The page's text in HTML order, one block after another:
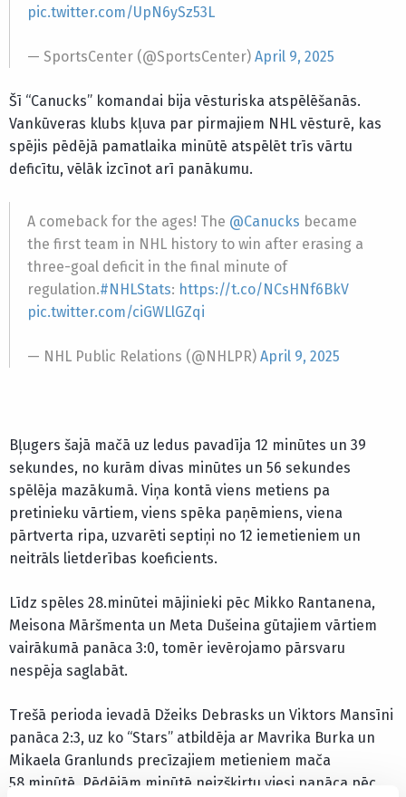
pic.twitter.com/UpN6ySz53L
— SportsCenter (@SportsCenter) April 9, 2025
Šī “Canucks” komandai bija vēsturiska atspēlēšanās.
Vankūveras klubs kļuva par pirmajiem NHL vēsturē, kas
spējis pēdējā pamatlaika minūtē atspēlēt trīs vārtu
deficītu, vēlāk izcīnot arī panākumu.
A comeback for the ages! The @Canucks became
the first team in NHL history to win after erasing a
three-goal deficit in the final minute of
regulation.#NHLStats: https://t.co/NCsHNf6BkV
pic.twitter.com/ciGWLlGZqi
— NHL Public Relations (@NHLPR) April 9, 2025
Bļugers šajā mačā uz ledus pavadīja 12 minūtes un 39
sekundes, no kurām divas minūtes un 56 sekundes
spēlēja mazākumā. Viņa kontā viens metiens pa
pretinieku vārtiem, viens spēka paņēmiens, viena
pārtverta ripa, uzvarēti septiņi no 12 iemetieniem un
neitrāls lietderības koeficients.
Līdz spēles 28.minūtei mājinieki pēc Mikko Rantanena,
Meisona Māršmenta un Meta Dušeina gūtajiem vārtiem
vairākumā panāca 3:0, tomēr ievērojamo pārsvaru
nespēja saglabāt.
Trešā perioda ievadā Džeiks Debrasks un Viktors Mansīni
panāca 2:3, uz ko “Stars” atbildēja ar Mavrika Burka un
Mikaela Granlunds precīzajiem metieniem mača
58.minūtē. Pēdējām minūtē neizšķirtu viesi panāca pēc